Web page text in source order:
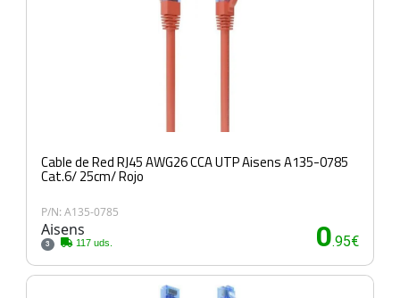
Cable de Red RJ45 AWG26 CCA UTP Aisens A135-0785
Cat.6/ 25cm/ Rojo
P/N: A135-0785
Aisens
3 117 uds. 0.95€